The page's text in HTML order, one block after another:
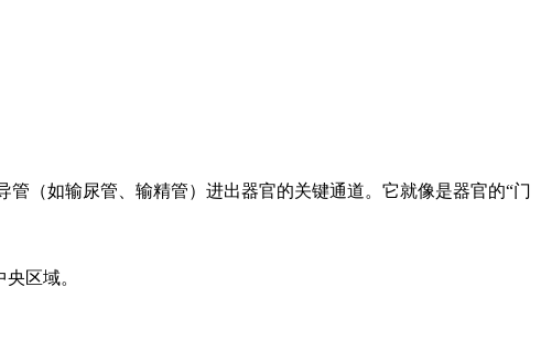
（如输尿管、输精管）进出器官的关键通道。它就像是器官的“门
区域。